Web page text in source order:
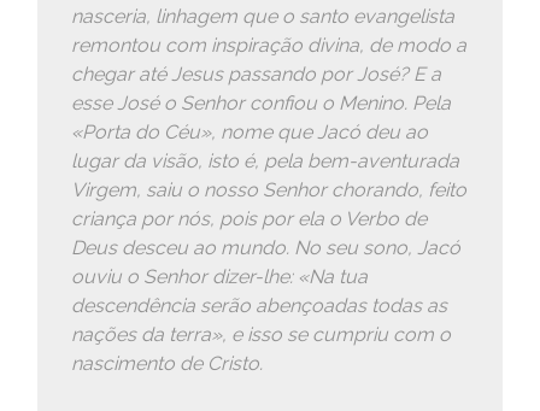
nasceria, linhagem que o santo evangelista
remontou com inspiração divina, de modo a
chegar até Jesus passando por José? E a
esse José o Senhor confiou o Menino. Pela
«Porta do Céu», nome que Jacó deu ao
lugar da visão, isto é, pela bem-aventurada
Virgem, saiu o nosso Senhor chorando, feito
criança por nós, pois por ela o Verbo de
Deus desceu ao mundo. No seu sono, Jacó
ouviu o Senhor dizer-lhe: «Na tua
descendência serão abençoadas todas as
nações da terra», e isso se cumpriu com o
nascimento de Cristo.